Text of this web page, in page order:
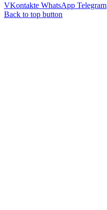
VKontakte WhatsApp Telegram
Back to top button